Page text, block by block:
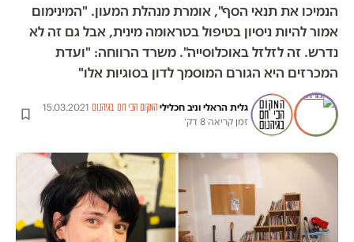
הנמיכו את תנאי הסף", אומרת מנהלת המעון. "המינימום
אמור להיות ניסיון בטיפול בטראומה מינית, אבל גם זה לא
נדרש. זה לזלזל באוכלוסייה". משרד הרווחה: "ועדת
המכרזים היא הגורם המוסמך לדון בסוגיות אלו"
גלית הראלי וניב חכלילי·המקום הכי חם בגיהנום·
15.03.2021
·
זמן קריאה 8 דק׳